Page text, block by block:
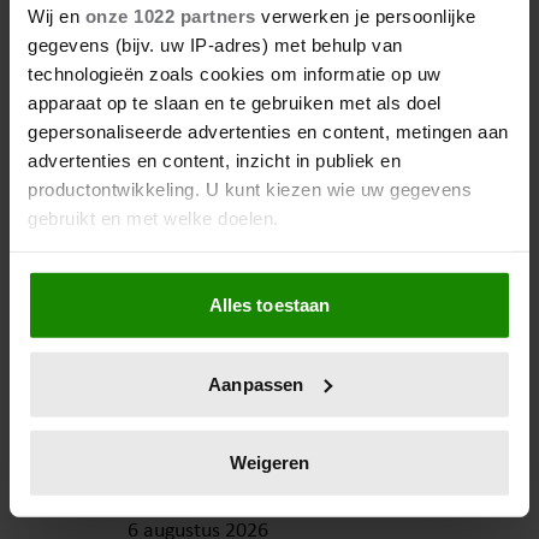
Wij en onze 1022 partners verwerken je persoonlijke
gegevens (bijv. uw IP-adres) met behulp van
technologieën zoals cookies om informatie op uw
apparaat op te slaan en te gebruiken met als doel
gepersonaliseerde advertenties en content, metingen aan
advertenties en content, inzicht in publiek en
productontwikkeling. U kunt kiezen wie uw gegevens
gebruikt en met welke doelen.
Als u het toestaat, willen we ook graag:
Informatie verzamelen over uw geografische
locatie, die tot een paar meter nauwkeurig kan zijn
scannen op specifieke eigenschappen (fingerprinting)
verwerkt en stel uw voorkeuren in het
intrekken in de Cookieverklaring.
Alles toestaan
Aanpassen
Weigeren
6 augustus 2026
ONRUST OVER TOEKOMST VAN
‘DE TOPPERS’: JEROEN VAN
DER BOOM ZET UITSPRAKEN
RECHT
6 augustus 2026